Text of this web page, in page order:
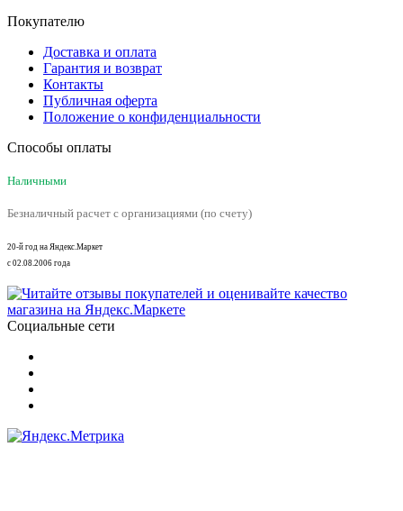
Покупателю
Доставка и оплата
Гарантия и возврат
Контакты
Публичная оферта
Положение о конфиденциальности
Способы оплаты
Наличными
Безналичный расчет с организациями (по счету)
20-й год на Яндекс.Маркет
с 02.08.2006 года
Социальные сети